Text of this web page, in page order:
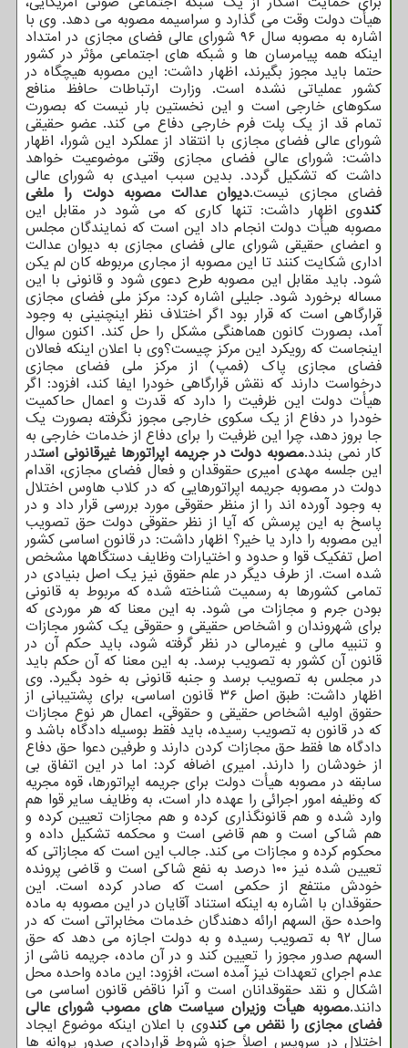
هیأت دولت وقت می گذارد و سراسیمه مصوبه می دهد. وی با
اشاره به مصوبه سال ۹۶ شورای عالی فضای مجازی در امتداد
اینکه همه پیامرسان ها و شبکه های اجتماعی مؤثر در کشور
حتما باید مجوز بگیرند، اظهار داشت: این مصوبه هیچگاه در
کشور عملیاتی نشده است. وزارت ارتباطات حافظ منافع
سکوهای خارجی است و این نخستین بار نیست که بصورت
تمام قد از یک پلت فرم خارجی دفاع می کند. عضو حقیقی
شورای عالی فضای مجازی با انتقاد از عملکرد این شورا، اظهار
داشت: شورای عالی فضای مجازی وقتی موضوعیت خواهد
داشت که تشکیل گردد. بدین سبب امیدی به شورای عالی
فضای مجازی نیست.دیوان عدالت مصوبه دولت را ملغی
کندوی اظهار داشت: تنها کاری که می شود در مقابل این
مصوبه هیأت دولت انجام داد این است که نمایندگان مجلس
و اعضای حقیقی شورای عالی فضای مجازی به دیوان عدالت
اداری شکایت کنند تا این مصوبه از مجاری مربوطه کان لم یکن
شود. باید مقابل این مصوبه طرح دعوی شود و قانونی با این
مساله برخورد شود. جلیلی اشاره کرد: مرکز ملی فضای مجازی
قرارگاهی است که قرار بود اگر اختلاف نظر اینچنینی به وجود
آمد، بصورت کانون هماهنگی مشکل را حل کند. اکنون سوال
اینجاست که رویکرد این مرکز چیست؟وی با اعلان اینکه فعالان
فضای مجازی پاک (فمپ) از مرکز ملی فضای مجازی
درخواست دارند که نقش قرارگاهی خودرا ایفا کند، افزود: اگر
هیأت دولت این ظرفیت را دارد که قدرت و اعمال حاکمیت
خودرا در دفاع از یک سکوی خارجی مجوز نگرفته بصورت یک
جا بروز دهد، چرا این ظرفیت را برای دفاع از خدمات خارجی به
کار نمی بندد.مصوبه دولت در جریمه اپراتورها غیرقانونی استدر
این جلسه مهدی امیری حقوقدان و فعال فضای مجازی، اقدام
دولت در مصوبه جریمه اپراتورهایی که در کلاب هاوس اختلال
به وجود آورده اند را از منظر حقوقی مورد بررسی قرار داد و در
پاسخ به این پرسش که آیا از نظر حقوقی دولت حق تصویب
این مصوبه را دارد یا خیر؟ اظهار داشت: در قانون اساسی کشور
اصل تفکیک قوا و حدود و اختیارات وظایف دستگاهها مشخص
شده است. از طرف دیگر در علم حقوق نیز یک اصل بنیادی در
تمامی کشورها به رسمیت شناخته شده که مربوط به قانونی
بودن جرم و مجازات می شود. به این معنا که هر موردی که
برای شهروندان و اشخاص حقیقی و حقوقی یک کشور مجازات
و تنبیه مالی و غیرمالی در نظر گرفته شود، باید حکم آن در
قانون آن کشور به تصویب برسد. به این معنا که آن حکم باید
در مجلس به تصویب برسد و جنبه قانونی به خود بگیرد. وی
اظهار داشت: طبق اصل ۳۶ قانون اساسی، برای پشتیبانی از
حقوق اولیه اشخاص حقیقی و حقوقی، اعمال هر نوع مجازات
که در قانون به تصویب رسیده، باید فقط بوسیله دادگاه باشد و
دادگاه ها فقط حق مجازات کردن دارند و طرفین دعوا حق دفاع
از خودشان را دارند. امیری اضافه کرد: اما در این اتفاق بی
سابقه در مصوبه هیأت دولت برای جریمه اپراتورها، قوه مجریه
که وظیفه امور اجرائی را عهده دار است، به وظایف سایر قوا هم
وارد شده و هم قانونگذاری کرده و هم مجازات تعیین کرده و
هم شاکی است و هم قاضی است و محکمه تشکیل داده و
محکوم کرده و مجازات می کند. جالب این است که مجازاتی که
تعیین شده نیز ۱۰۰ درصد به نفع شاکی است و قاضی پرونده
خودش منتفع از حکمی است که صادر کرده است. این
حقوقدان با اشاره به اینکه استناد آقایان در این مصوبه به ماده
واحده حق السهم ارائه دهندگان خدمات مخابراتی است که در
سال ۹۲ به تصویب رسیده و به دولت اجازه می دهد که حق
السهم صدور مجوز را تعیین کند و در آن ماده، جریمه ناشی از
عدم اجرای تعهدات نیز آمده است، افزود: این ماده واحده محل
اشکال و نقد حقوقدانان است و آنرا ناقض قانون اساسی می
دانند.مصوبه هیأت وزیران سیاست های مصوب شورای عالی
فضای مجازی را نقض می کندوی با اعلان اینکه موضوع ایجاد
اختلال در سرویس اصلاً جزو شروط قراردادی صدور پروانه ها